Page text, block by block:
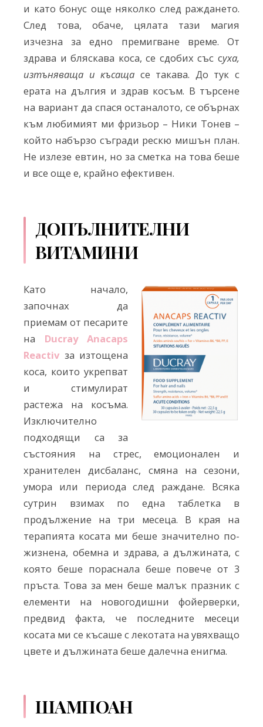
и като бонус още няколко след раждането.
След това, обаче, цялата тази магия
изчезна за едно премигване време. От
здрава и бляскава коса, се сдобих със суха,
изтъняваща и късаща се такава. До тук с
ерата на дългия и здрав косъм. В търсене
на вариант да спася останалото, се обърнах
към любимият ми фризьор – Ники Тонев –
който набързо съгради рескю мишън план.
Не излезе евтин, но за сметка на това беше
и все още е, крайно ефективен.
ДОПЪЛНИТЕЛНИ
ВИТАМИНИ
Като начало,
започнах да
приемам от песарите
на Ducray Anacaps
Reactiv за изтощена
коса, които укрепват
и стимулират
растежа на косъма.
Изключително
подходящи са за
състояния на стрес, емоционален и
хранителен дисбаланс, смяна на сезони,
умора или периода след раждане. Всяка
сутрин взимах по една таблетка в
продължение на три месеца. В края на
терапията косата ми беше значително по-
жизнена, обемна и здрава, а дължината, с
която беше пораснала беше повече от 3
пръста. Това за мен беше малък празник с
елементи на новогодишни фойерверки,
предвид факта, че последните месеци
косата ми се късаше с лекотата на увяхващо
цвете и дължината беше далечна енигма.
ШАМПОАН